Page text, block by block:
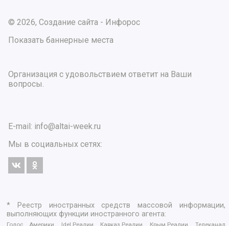
© 2026, Создание сайта - Инфорос
Показать баннерные места
Организация с удовольствием ответит на Ваши
вопросы.
E-mail: info@altai-week.ru
Мы в социальных сетях:
* Реестр иностранных средств массовой информации,
выполняющих функции иностранного агента: